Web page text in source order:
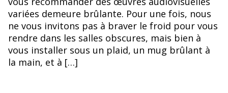
variées demeure brûlante. Pour une fois, nous
ne vous invitons pas à braver le froid pour vous
rendre dans les salles obscures, mais bien à
vous installer sous un plaid, un mug brûlant à
la main, et à […]